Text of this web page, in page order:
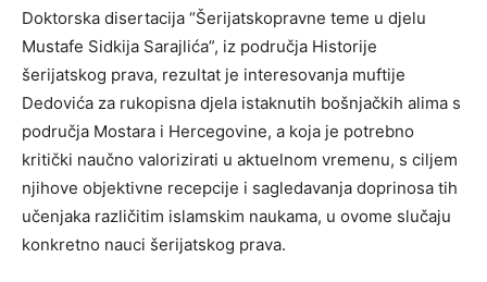
Doktorska disertacija “Šerijatskopravne teme u djelu
Mustafe Sidkija Sarajlića”, iz područja Historije
šerijatskog prava, rezultat je interesovanja muftije
Dedovića za rukopisna djela istaknutih bošnjačkih alima s
područja Mostara i Hercegovine, a koja je potrebno
kritički naučno valorizirati u aktuelnom vremenu, s ciljem
njihove objektivne recepcije i sagledavanja doprinosa tih
učenjaka različitim islamskim naukama, u ovome slučaju
konkretno nauci šerijatskog prava.